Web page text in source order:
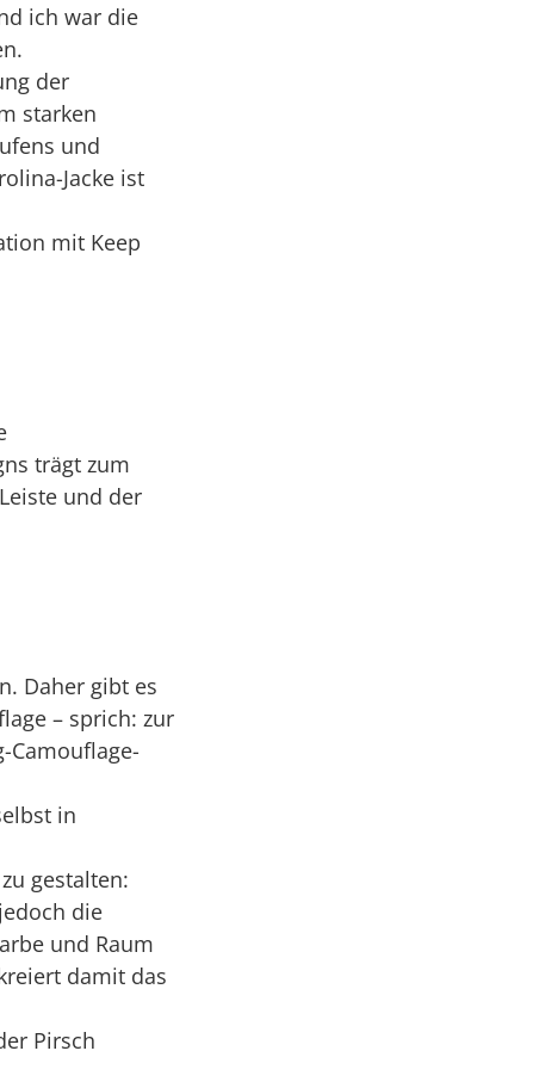
ich war die
der
starken
und
Jacke ist
mit Keep
trägt zum
und der
Daher gibt es
– sprich: zur
Camouflage-
in
gestalten:
die
und Raum
damit das
Pirsch